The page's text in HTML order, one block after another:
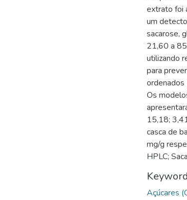
extrato foi
um
sacarose,
21,60 a
utilizando
para
ordenados
Os
15,18;
casca de
mg/g
HPLC;
Açúcares